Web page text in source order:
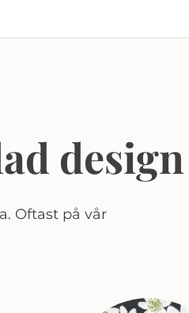
design
Oftast på vår